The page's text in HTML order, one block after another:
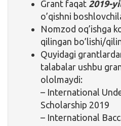
Grant faqat 2019-
o’qishni
Nomzod oq’ishga
qilingan bo’lishi/
Quyidagi
talabalar ushbu
ololmaydi:
– International
Scholarship 2019
– International